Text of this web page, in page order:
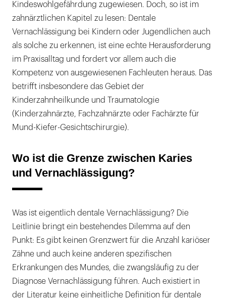
Kindeswohlgefährdung zugewiesen. Doch, so ist im
zahnärztlichen Kapitel zu lesen: Dentale
Vernachlässigung bei Kindern oder Jugendlichen auch
als solche zu erkennen, ist eine echte Herausforderung
im Praxisalltag und fordert vor allem auch die
Kompetenz von ausgewiesenen Fachleuten heraus. Das
betrifft insbesondere das Gebiet der
Kinderzahnheilkunde und Traumatologie
(Kinderzahnärzte, Fachzahnärzte oder Fachärzte für
Mund-Kiefer-Gesichtschirurgie).
Wo ist die Grenze zwischen Karies
und Vernachlässigung?
Was ist eigentlich dentale Vernachlässigung? Die
Leitlinie bringt ein bestehendes Dilemma auf den
Punkt: Es gibt keinen Grenzwert für die Anzahl kariöser
Zähne und auch keine anderen spezifischen
Erkrankungen des Mundes, die zwangsläufig zu der
Diagnose Vernachlässigung führen. Auch existiert in
der Literatur keine einheitliche Definition für dentale